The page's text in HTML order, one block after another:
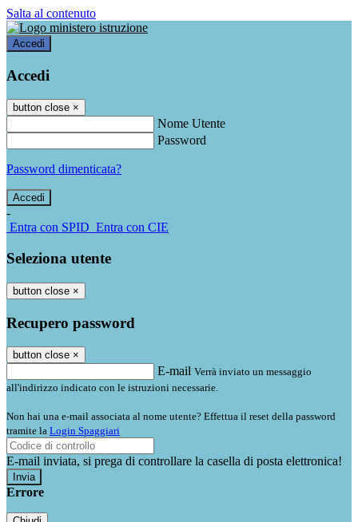
Salta al contenuto
Accedi
Accedi
button close ×
Nome Utente
Password
Password dimenticata?
-
Entra con SPID Entra con CIE
Seleziona utente
button close ×
Recupero password
button close ×
E-mail Verrà inviato un messaggio
all'indirizzo indicato con le istruzioni necessarie.
Non hai una e-mail associata al nome utente? Effettua il reset della password
tramite la Login Spaggiari
E-mail inviata, si prega di controllare la casella di posta elettronica!
Errore